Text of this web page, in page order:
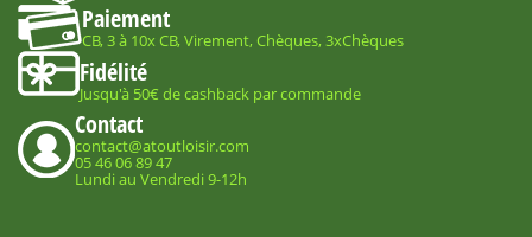
Paiement
CB, 3 à 10x CB, Virement, Chèques, 3xChèques
Fidélité
Jusqu'à 50€ de cashback par commande
Contact
contact@atoutloisir.com
05 46 06 89 47
Lundi au Vendredi 9-12h